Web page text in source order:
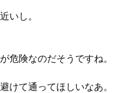
いし。
危険なのだそうですね。
けて通ってほしいなあ。